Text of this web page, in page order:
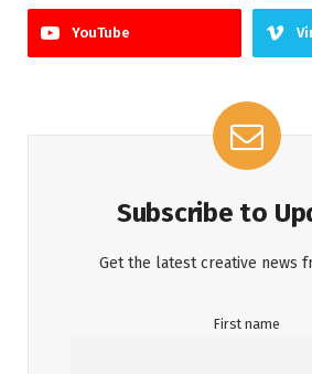
YouTube
Subscribe to
Get the latest creative news
First name